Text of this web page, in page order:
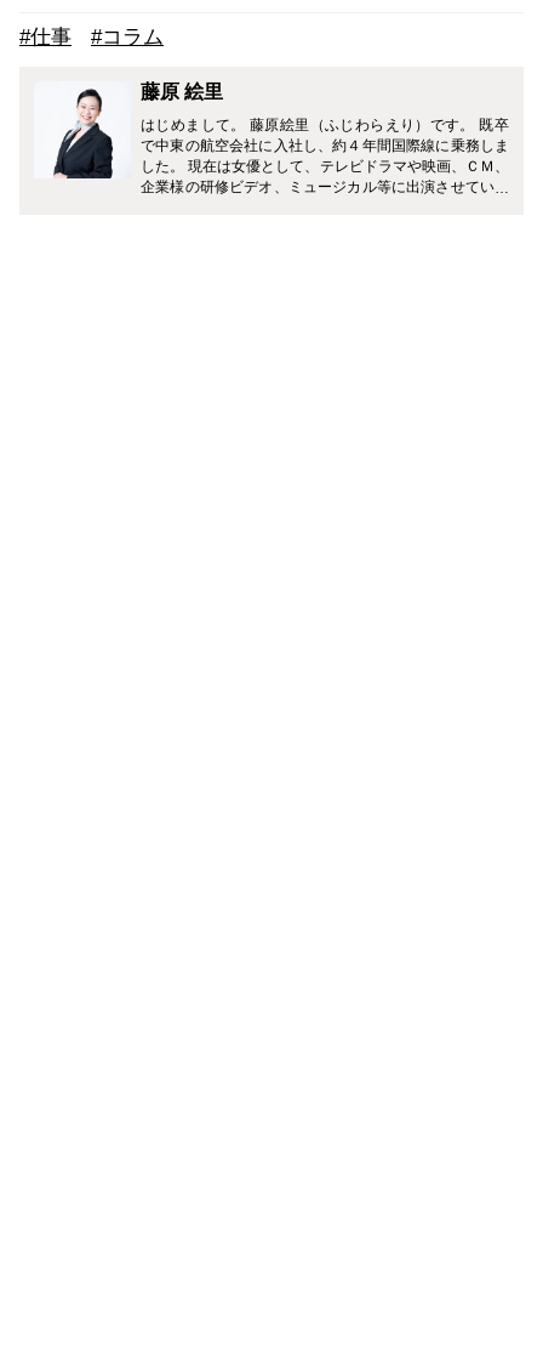
#仕事 #コラム
藤原 絵里
はじめまして。 藤原絵里（ふじわらえり）です。 既卒
で中東の航空会社に入社し、約４年間国際線に乗務しま
した。 現在は女優として、テレビドラマや映画、ＣＭ、
企業様の研修ビデオ、ミュージカル等に出演させていた